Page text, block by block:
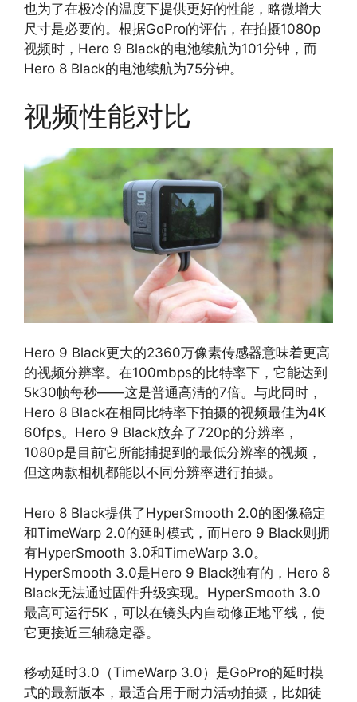
也为了在极冷的温度下提供更好的性能，略微增大
尺寸是必要的。根据GoPro的评估，在拍摄1080p
视频时，Hero 9 Black的电池续航为101分钟，而
Hero 8 Black的电池续航为75分钟。
视频性能对比
Hero 9 Black更大的2360万像素传感器意味着更高
的视频分辨率。在100mbps的比特率下，它能达到
5k30帧每秒——这是普通高清的7倍。与此同时，
Hero 8 Black在相同比特率下拍摄的视频最佳为4K
60fps。Hero 9 Black放弃了720p的分辨率，
1080p是目前它所能捕捉到的最低分辨率的视频，
但这两款相机都能以不同分辨率进行拍摄。
Hero 8 Black提供了HyperSmooth 2.0的图像稳定
和TimeWarp 2.0的延时模式，而Hero 9 Black则拥
有HyperSmooth 3.0和TimeWarp 3.0。
HyperSmooth 3.0是Hero 9 Black独有的，Hero 8
Black无法通过固件升级实现。HyperSmooth 3.0
最高可运行5K，可以在镜头内自动修正地平线，使
它更接近三轴稳定器。
移动延时3.0（TimeWarp 3.0）是GoPro的延时模
式的最新版本，最适合用于耐力活动拍摄，比如徒